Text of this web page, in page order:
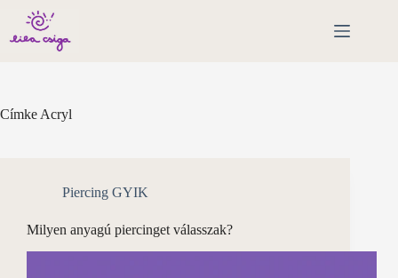
content
Címke Acryl
Piercing GYIK
Milyen anyagú piercinget válasszak?